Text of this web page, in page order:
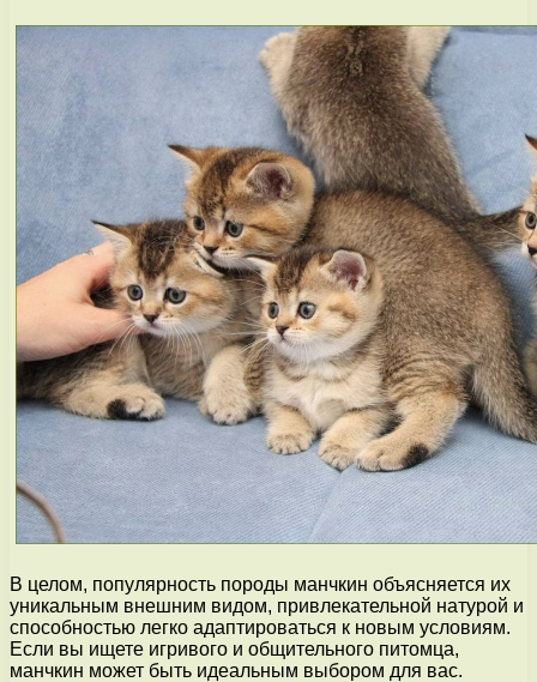
В целом, популярность породы манчкин объясняется их
уникальным внешним видом, привлекательной натурой и
способностью легко адаптироваться к новым условиям.
Если вы ищете игривого и общительного питомца,
манчкин может быть идеальным выбором для вас.